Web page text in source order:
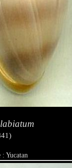
: Yucatan
mm